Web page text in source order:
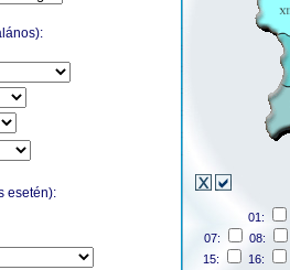
esetén):
01:
07:
08:
15:
16: